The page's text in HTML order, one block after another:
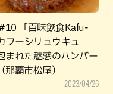
「百味飲食Kafu-
フーシリュウキュ
まれた魅惑のハンバー
那覇市松尾）
2023/04/26